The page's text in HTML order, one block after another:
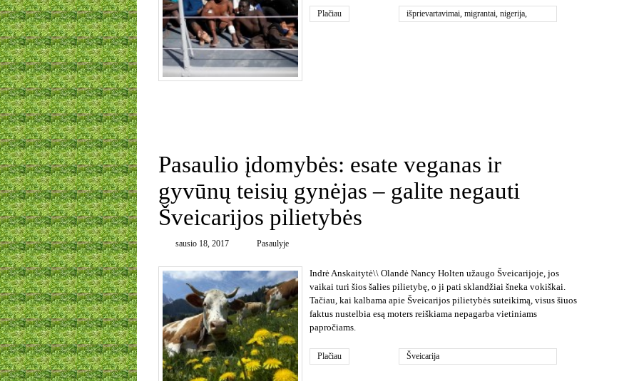
Plačiau išprievartavimai, migrantai, nigerija,
Pasaulio įdomybės: esate veganas ir
gyvūnų teisių gynėjas – galite negauti
Šveicarijos pilietybės
sausio 18, 2017 Pasaulyje
Indrė Anskaitytė\\ Olandė Nancy Holten užaugo Šveicarijoje, jos
vaikai turi šios šalies pilietybę, o ji pati sklandžiai šneka vokiškai.
Tačiau, kai kalbama apie Šveicarijos pilietybės suteikimą, visus šiuos
faktus nustelbia esą moters reiškiama nepagarba vietiniams
papročiams.
Plačiau Šveicarija